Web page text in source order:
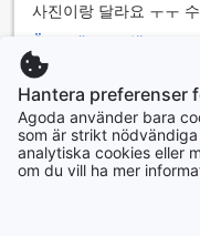
사진이랑 달라요 ㅜㅜ
Översätt omdöme
Sydkorea |
Hantera preferenser
Agoda använder bara
som är strikt
analytiska cookies eller
om du vill ha mer